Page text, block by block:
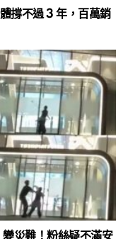
撐不過 3 年，百萬銷
災難！粉絲疑不滿安